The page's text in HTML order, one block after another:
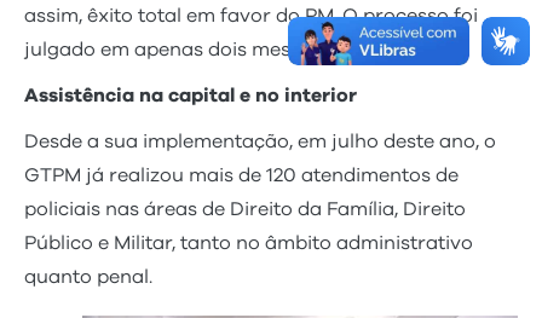
assim, êxito total em favor do PM. O processo foi
julgado em apenas dois meses.
Assistência na capital e no interior
Desde a sua implementação, em julho deste ano, o
GTPM já realizou mais de 120 atendimentos de
policiais nas áreas de Direito da Família, Direito
Público e Militar, tanto no âmbito administrativo
quanto penal.